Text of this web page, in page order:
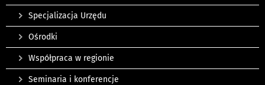
Specjalizacja Urzędu
Ośrodki
Współpraca w regionie
Seminaria i konferencje